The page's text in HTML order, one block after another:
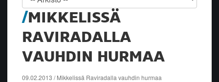
MIKKELISSÄ
RAVIRADALLA
VAUHDIN HURMAA
09.02.2013 / Mikkelissä Raviradalla vauhdin hurmaa